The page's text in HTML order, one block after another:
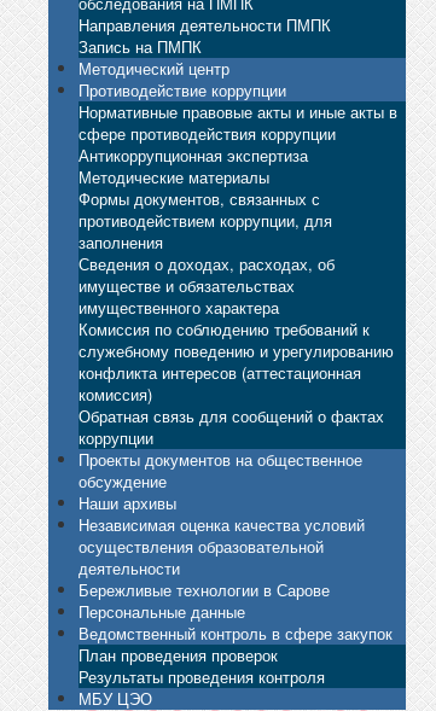
Направления деятельности ПМПК
Запись на ПМПК
Методический центр
Противодействие коррупции
Нормативные правовые акты и иные акты в
сфере противодействия коррупции
Антикоррупционная экспертиза
Методические материалы
Формы документов, связанных с
противодействием коррупции, для
заполнения
Сведения о доходах, расходах, об
имуществе и обязательствах
имущественного характера
Комиссия по соблюдению требований к
служебному поведению и урегулированию
конфликта интересов (аттестационная
комиссия)
Обратная связь для сообщений о фактах
коррупции
Проекты документов на общественное
обсуждение
Наши архивы
Независимая оценка качества условий
осуществления образовательной
деятельности
Бережливые технологии в Сарове
Персональные данные
Ведомственный контроль в сфере закупок
План проведения проверок
Результаты проведения контроля
МБУ ЦЭО